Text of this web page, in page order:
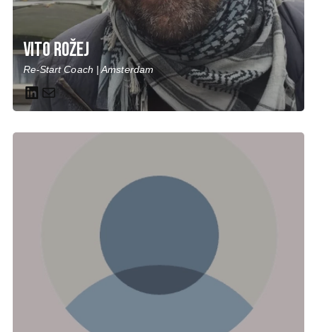
Vito Rožej
Re-Start Coach | Amsterdam
LinkedIn Mail